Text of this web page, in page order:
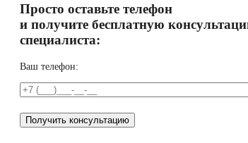
Просто оставьте телефон
и получите бесплатную
специалиста:
Ваш телефон: